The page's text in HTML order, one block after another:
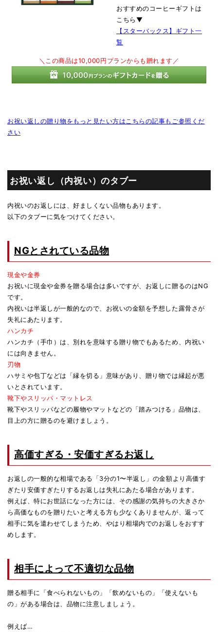
おすすめのコーヒーギフトは
こちら▼
【スターバックス】ギフト一
覧
＼この商品は10,000円プランからも贈れます／
お祝い返しの贈り物をもっと見たい方はこちらの記事もご参照くだ
さい
お祝い返し（内祝い）のタブー
内祝いのお返しには、好ましくない品物もあります。
以下のタブーに気をつけてください。
NGとされている品物
現金や金券
お祝いに現金や金券を贈る場合は多いですが、お返しに贈るのはNG
です。
内祝いは半返しが一般的なので、お祝いの金額を予想した露骨さが
失礼にあたります。
ハンカチ
ハンカチ（手巾）は、別れを意味する贈り物でもあるため、内祝い
には向きません。
刃物
ハサミや包丁などは「縁を切る」意味があり、贈り物では縁起が悪
いとされています。
靴下やスリッパ・マットレス
靴下やスリッパなどの履物やマットなどの「踏みつける」品物は、
目上の方に贈るのを避けましょう。
高価すぎる・安価すぎるお返し
お返しの一般的な相場である「3分の1〜半返し」の金額より高価す
ぎたり安価すぎたりするお返しは失礼にあたる場合があります。
例えば、特にお世話になった方には、その感謝の気持ちの大きさか
ら高価なものを贈りたいと考える方も少なくありませんが、返って
相手に気を遣わせてしまうため、やはり相場内でのお返しをおすす
めします。
相手によって不適切な品物
贈る相手に「食べられないもの」「飲めないもの」「使えないも
の」がある場合は、品物に注意しましょう。
例えば…